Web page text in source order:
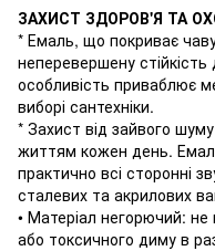
ЗАХИСТ ЗДОРОВ'Я ТА
* Емаль, що покриває
неперевершену
особливість приваблює
виборі сантехніки.
* Захист від зайвого
життям кожен день.
практично всі сторонні
сталевих та акрилових
• Матеріал негорючий:
або токсичного диму в